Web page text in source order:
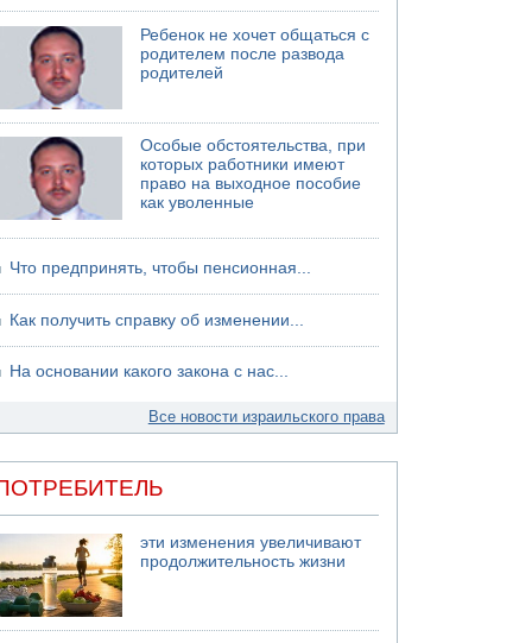
06.08.2026 13:07
Возле Кирьят-Арбы пожар на местности
06.08.2026 12:06
США не будут давить на Израиль в вопросе
06.08.2026 11:41
Трое подростков ограбили сексшоп в Холоне
Ребенок не хочет общаться с
родителем после развода
родителей
Особые обстоятельства, при
которых работники имеют
право на выходное пособие
как уволенные
Что предпринять, чтобы пенсионная...
Как получить справку об изменении...
На основании какого закона с нас...
Все новости израильского права
эти изменения увеличивают
продолжительность жизни